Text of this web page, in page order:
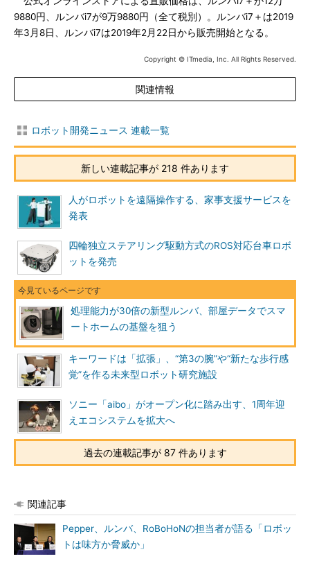
9880円、ルンバi7が9万9880円（全て税別）。ルンバi7＋は2019
年3月8日、ルンバi7は2019年2月22日から販売開始となる。
Copyright © ITmedia, Inc. All Rights Reserved.
関連情報
ロボット開発ニュース 連載一覧
新しい連載記事が 218 件あります
人がロボットを遠隔操作する、家事支援サービスを
発表
四輪独立ステアリング駆動方式のROS対応台車ロボ
ットを発売
処理能力が30倍の新型ルンバ、部屋データでスマ
ートホームの基盤を狙う
キーワードは「拡張」、“第3の腕”や“新たな歩行感
覚”を作る未来型ロボット研究施設
ソニー「aibo」がオープン化に踏み出す、1周年迎
えエコシステムを拡大へ
過去の連載記事が 87 件あります
関連記事
Pepper、ルンバ、RoBoHoNの担当者が語る「ロボッ
トは味方か脅威か」